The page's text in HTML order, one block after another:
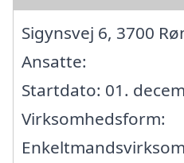
Sigynsvej 6, 3700
Ansatte:
Startdato: 01.
Virksomhedsform: